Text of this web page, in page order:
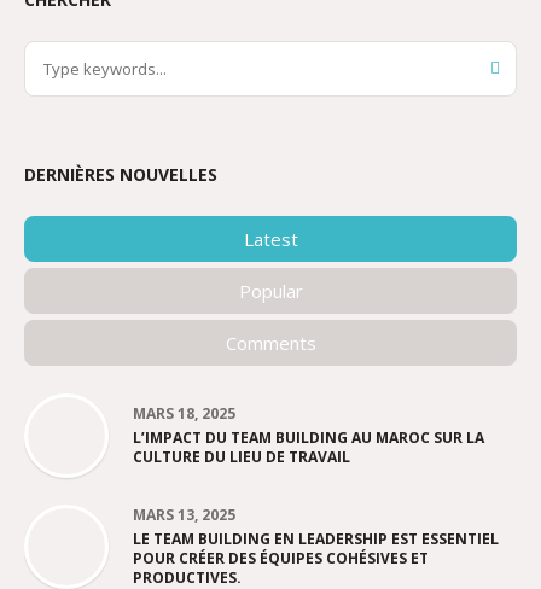
DERNIÈRES NOUVELLES
Latest
Popular
Comments
MARS 18, 2025
L’IMPACT DU TEAM BUILDING AU MAROC SUR LA
CULTURE DU LIEU DE TRAVAIL
MARS 13, 2025
LE TEAM BUILDING EN LEADERSHIP EST ESSENTIEL
POUR CRÉER DES ÉQUIPES COHÉSIVES ET
PRODUCTIVES.